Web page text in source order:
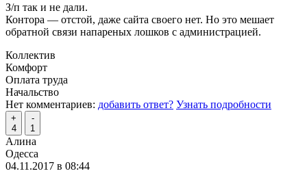
З/п так и не дали.
Контора — отстой, даже сайта своего нет. Но это мешает
обратной связи напареных лошков с администрацией.
Коллектив
Комфорт
Оплата труда
Начальство
Нет комментариев: добавить ответ? Узнать подробности
+
4
-
1
Алина
Одесса
04.11.2017 в 08:44